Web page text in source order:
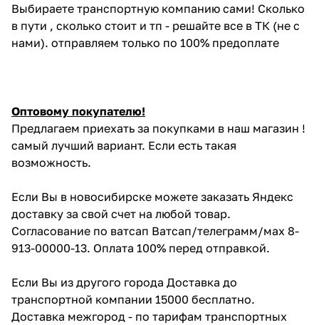
Выбираете транспортную компанию сами! Сколько
в пути , сколько стоит и тп - решайте все в ТК (не с
нами). отправляем только по 100% предоплате
Оптовому покупателю!
Предлагаем приехать за покупками в наш магазин !
самый лучший вариант. Если есть такая
возможность.
Если Вы в новосибирске можете заказать Яндекс
доставку за свой счет на любой товар.
Согласование по ватсап Ватсап/телеграмм/мах 8-
913-00000-13. Оплата 100% перед отправкой.
Если Вы из другого города Доставка до
транспортной компании 15000 бесплатно.
Доставка межгород - по тарифам транспортных